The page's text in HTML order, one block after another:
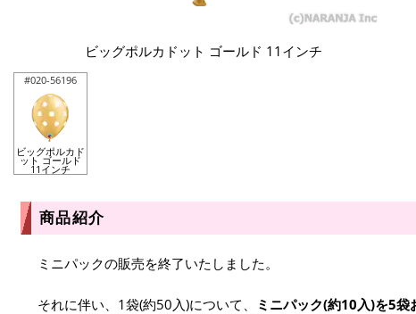
ビッグポルカドット ゴールド 11インチ
#020-56196
ビッグポルカド
ット ゴールド
11インチ
商品紹介
ミニパックの販売を終了いたしました。
それに伴い、1袋(約50入)について、 ミニパック(約10入)を5袋